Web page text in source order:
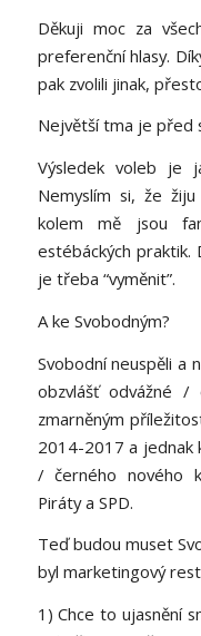
Děkuji moc za
preferenční hlasy.
pak zvolili jinak,
Největší tma je před
Výsledek voleb je
Nemyslím si, že
kolem mě jsou
estébáckých praktik.
je třeba “vyměnit”.
A ke Svobodným?
Svobodní neuspěli a
obzvlášť odvážné /
zmarněným
2014-2017 a jednak
/ černého nového
Piráty a SPD.
Teď budou muset
byl marketingový
1) Chce to ujasnění